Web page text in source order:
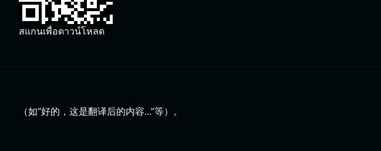
สแกนเพื่อดาวน์โหลด
（如“好的，这是翻译后的内容...”等）。